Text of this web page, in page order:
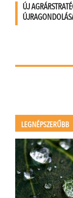
ÚJ
LEGNÉPSZERŰBB